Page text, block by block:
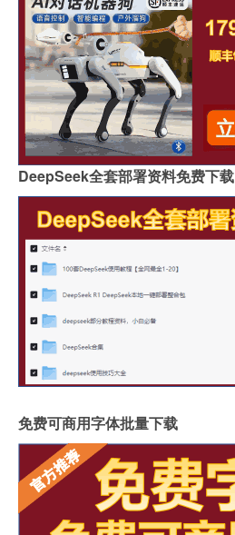
DeepSeek全套部署资料免费下载
免费可商用字体批量下载